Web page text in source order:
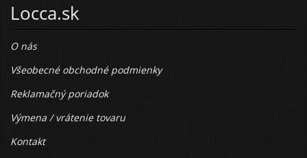
Locca.sk
O nás
Všeobecné obchodné podmienky
Reklamačný poriadok
Výmena / vrátenie tovaru
Kontakt